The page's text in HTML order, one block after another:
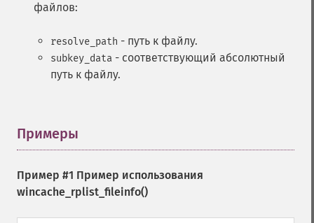
файлов:
resolve_path - путь к файлу.
subkey_data - соответствующий абсолютный
путь к файлу.
Примеры
Пример #1 Пример использования
wincache_rplist_fileinfo()